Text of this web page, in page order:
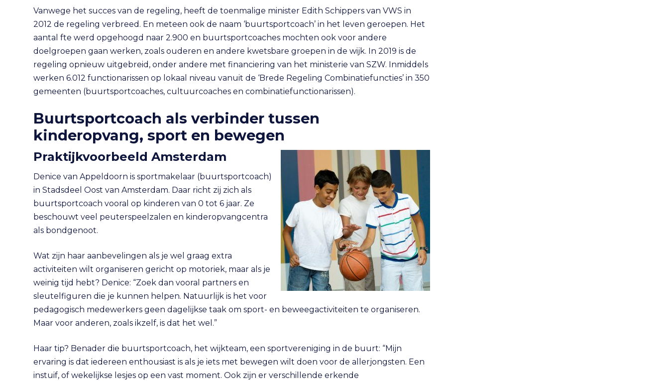
Vanwege het succes van de regeling, heeft de toenmalige minister Edith Schippers van VWS in
2012 de regeling verbreed. En meteen ook de naam ‘buurtsportcoach’ in het leven geroepen. Het
aantal fte werd opgehoogd naar 2.900 en buurtsportcoaches mochten ook voor andere
doelgroepen gaan werken, zoals ouderen en andere kwetsbare groepen in de wijk. In 2019 is de
regeling opnieuw uitgebreid, onder andere met financiering van het ministerie van SZW. Inmiddels
werken 6.012 functionarissen op lokaal niveau vanuit de ‘Brede Regeling Combinatiefuncties’ in 350
gemeenten (buurtsportcoaches, cultuurcoaches en combinatiefunctionarissen).
Buurtsportcoach als verbinder tussen
kinderopvang, sport en bewegen
Praktijkvoorbeeld Amsterdam
Denice van Appeldoorn is sportmakelaar (buurtsportcoach)
in Stadsdeel Oost van Amsterdam. Daar richt zij zich als
buurtsportcoach vooral op kinderen van 0 tot 6 jaar. Ze
beschouwt veel peuterspeelzalen en kinderopvangcentra
als bondgenoot.
Wat zijn haar aanbevelingen als je wel graag extra
activiteiten wilt organiseren gericht op motoriek, maar als je
weinig tijd hebt? Denice: “Zoek dan vooral partners en
sleutelfiguren die je kunnen helpen. Natuurlijk is het voor
pedagogisch medewerkers geen dagelijkse taak om sport- en beweegactiviteiten te organiseren.
Maar voor anderen, zoals ikzelf, is dat het wel.”
Haar tip? Benader die buurtsportcoach, het wijkteam, een sportvereniging in de buurt: “Mijn
ervaring is dat iedereen enthousiast is als je iets met bewegen wilt doen voor de allerjongsten. Een
instuif, of wekelijkse lesjes op een vast moment. Ook zijn er verschillende erkende